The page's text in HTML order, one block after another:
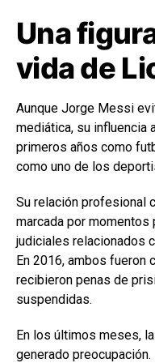
Una
vida de
Aunque Jorge Messi
mediática, su influencia
primeros años como
como uno de los
Su relación profesional
marcada por
judiciales relacionados
En 2016, ambos fueron
recibieron penas de
suspendidas.
En los últimos meses,
generado